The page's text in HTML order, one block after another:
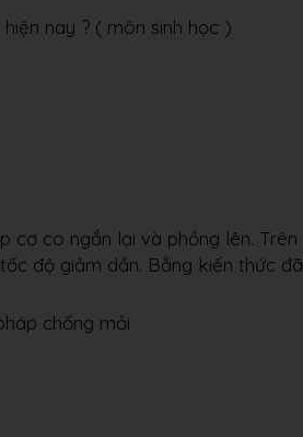
nay ? ( môn sinh học )
cơ co ngắn lại và phồng lên. Trên
độ giảm dần. Bằng kiến thức đã
chống mỏi